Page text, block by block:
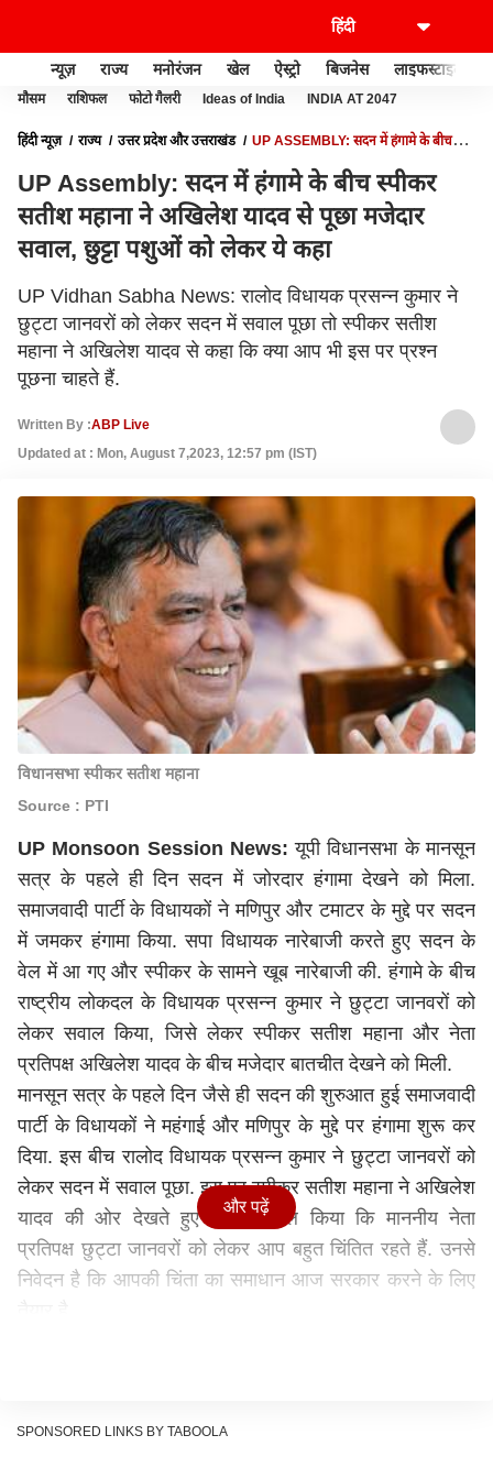
न्यूज़ राज्य मनोरंजन खेल ऐस्ट्रो बिजनेस लाइफस्टाइल
मौसम राशिफल फोटो गैलरी Ideas of India INDIA AT 2047
हिंदी न्यूज़ राज्य उत्तर प्रदेश और उत्तराखंड
UP ASSEMBLY: सदन में हंगामे के बीच
UP Assembly: सदन में हंगामे के बीच स्पीकर
सतीश महाना ने अखिलेश यादव से पूछा मजेदार
सवाल, छुट्टा पशुओं को लेकर ये कहा
UP Vidhan Sabha News: रालोद विधायक प्रसन्न कुमार ने
छुट्टा जानवरों को लेकर सदन में सवाल पूछा तो स्पीकर सतीश
महाना ने अखिलेश यादव से कहा कि क्या आप भी इस पर प्रश्न
पूछना चाहते हैं.
Written By :ABP Live
Updated at : Mon, August 7,2023, 12:57 pm (IST)
विधानसभा स्पीकर सतीश महाना
Source : PTI
UP Monsoon Session News:यूपी विधानसभा के मानसून
सत्र के पहले ही दिन सदन में जोरदार हंगामा देखने को मिला.
समाजवादी पार्टी के विधायकों ने मणिपुर और टमाटर के मुद्दे पर सदन
में जमकर हंगामा किया. सपा विधायक नारेबाजी करते हुए सदन के
वेल में आ गए और स्पीकर के सामने खूब नारेबाजी की. हंगामे के बीच
राष्ट्रीय लोकदल के विधायक प्रसन्न कुमार ने छुट्टा जानवरों को
लेकर सवाल किया, जिसे लेकर स्पीकर सतीश महाना और नेता
प्रतिपक्ष अखिलेश यादव के बीच मजेदार बातचीत देखने को मिली.
मानसून सत्र के पहले दिन जैसे ही सदन की शुरुआत हुई समाजवादी
पार्टी के विधायकों ने महंगाई और मणिपुर के मुद्दे पर हंगामा शुरू कर
दिया. इस बीच रालोद विधायक प्रसन्न कुमार ने छुट्टा जानवरों को
लेकर सदन में सवाल पूछा. इस पर स्पीकर सतीश महाना ने अखिलेश
यादव की ओर देखते हुए उनसे सवाल किया कि माननीय नेता
प्रतिपक्ष छुट्टा जानवरों को लेकर आप बहुत चिंतित रहते हैं. उनसे
निवेदन है कि आपकी चिंता का समाधान आज सरकार करने के लिए
पूछना चाहते हैं अगर आप कुछ पूछना चाहते हैं तो पूछिए. छुट्टा
और पढ़ें
SPONSORED LINKS BY TABOOLA